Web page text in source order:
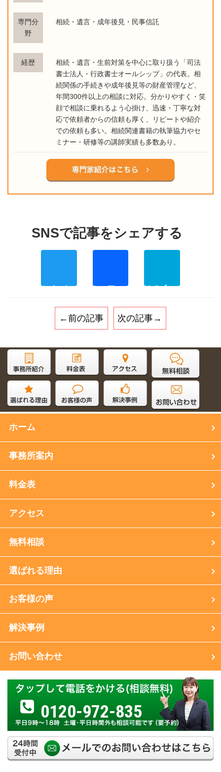
専門分
野
相続・遺言・成年後見・民事信託
経歴
相続・遺言・生前対策を中心に取り扱う「司法
書士法人・行政書士オールシップ」の代表。相
続関係の手続きや成年後見等の財産管理など、
年間300件以上の相談に対応。分かりやすく・笑
顔で相談に乗れるよう心掛け、迅速・丁寧な対
応で依頼者からの信頼も厚く、リピートや紹介
での依頼も多い。相続関連書籍の執筆協力やセ
ミナー・研修等の講師実績も多数あり。
←前の記事 次の記事→
サイト内検索
ホーム
事務所案内
料金表
アクセス
無料相談
選ばれる理由
お客様の声
解決事例
お問い合わせ
0120-972-835